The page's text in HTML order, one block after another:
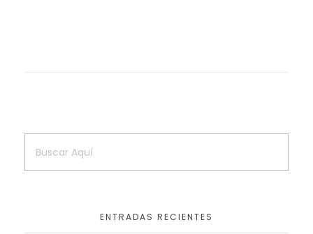
ENTRADAS RECIENTES